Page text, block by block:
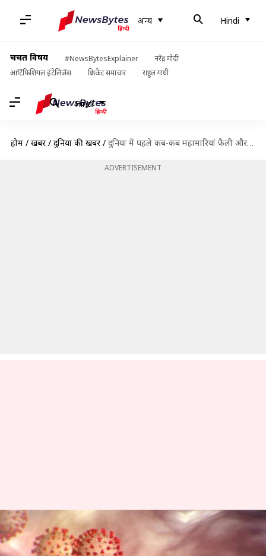
अन्य Hindi
चर्चित विषय #NewsBytesExplainer
नरेंद्र मोदी
आर्टिफिशियल इंटेलिजेंस
क्रिकेट समाचार राहुल गांधी
Hindi
होम / खबरें / दुनिया की खबरें / दुनिया में पहले कब-कब महामारियां फैली और उनसे कैसे पार पाया गया?
ADVERTISEMENT
दुनिया में पहले कब-कब महामारियां
फैली और उनसे कैसे पार पाया गया?